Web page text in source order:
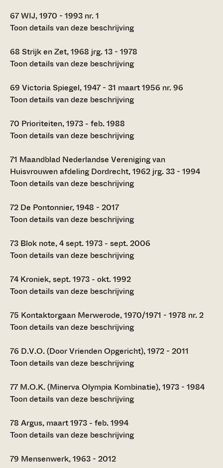
67WIJ, 1970 - 1993 nr. 1
Toon details van deze beschrijving
68 Strijk en Zet, 1968 jrg. 13 - 1978
Toon details van deze beschrijving
69 Victoria Spiegel, 1947 - 31 maart 1956 nr. 96
Toon details van deze beschrijving
70 Prioriteiten, 1973 - feb. 1988
Toon details van deze beschrijving
71 Maandblad Nederlandse Vereniging van
Huisvrouwen afdeling Dordrecht, 1962 jrg. 33 - 1994
Toon details van deze beschrijving
72 De Pontonnier, 1948 - 2017
Toon details van deze beschrijving
73 Blok note, 4 sept. 1973 - sept. 2006
Toon details van deze beschrijving
74 Kroniek, sept. 1973 - okt. 1992
Toon details van deze beschrijving
75 Kontaktorgaan Merwerode, 1970/1971 - 1978 nr. 2
Toon details van deze beschrijving
76 D.V.O. (Door Vrienden Opgericht), 1972 - 2011
Toon details van deze beschrijving
77 M.O.K. (Minerva Olympia Kombinatie), 1973 - 1984
Toon details van deze beschrijving
78 Argus, maart 1973 - feb. 1994
Toon details van deze beschrijving
79 Mensenwerk, 1963 - 2012